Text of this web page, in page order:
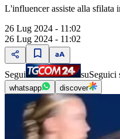
L'influencer assiste alla sfilata
26 Lug 2024 - 11:02
26 Lug 2024 - 11:02
Segui suSeguici
whatsapp discover